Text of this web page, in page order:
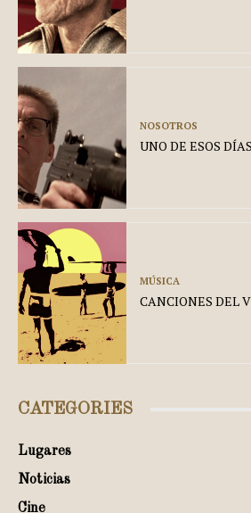
NOSOTROS
UNO DE ESOS
MÚSICA
CANCIONES DEL
CATEGORIES
Lugares
Noticias
Cine